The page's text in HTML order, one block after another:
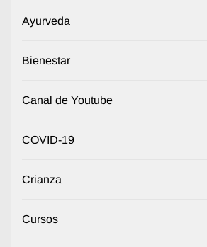
Ayurveda
Bienestar
Canal de Youtube
COVID-19
Crianza
Cursos